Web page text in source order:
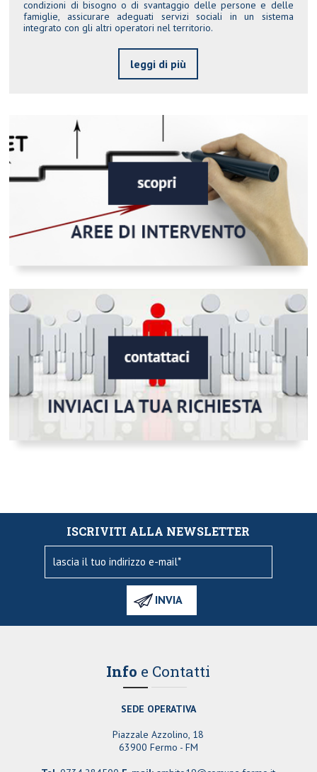
condizioni di bisogno o di svantaggio delle persone e delle
famiglie, assicurare adeguati servizi sociali in un sistema
integrato con gli altri operatori nel territorio.
leggi di più
ISCRIVITI ALLA NEWSLETTER
Info e Contatti
SEDE OPERATIVA
Piazzale Azzolino, 18
63900 Fermo - FM